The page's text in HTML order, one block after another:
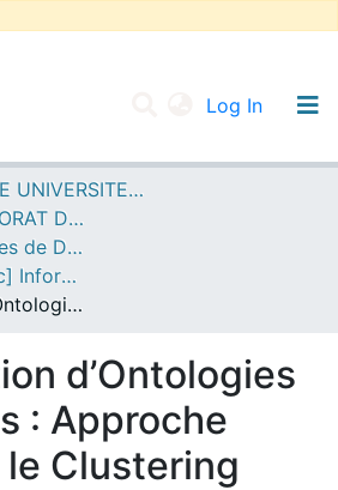
Log In
SIDI BEL ABBES
--> DSPACE UNIVERSITE DJILALLI LIABES DE SIDI BEL ABBES
A--> VICE-RECTORAT DE LA POST-GRADUATION
2- [ VRPG] Thèses de Doctorat en Sciences
- [ VRPG-Doc-Sc] Informatique --- إعلام آلي
Construction d’Ontologies Modulaires : Approche Basée sur le Clustering
d’Ontologies
: Approche
le Clustering